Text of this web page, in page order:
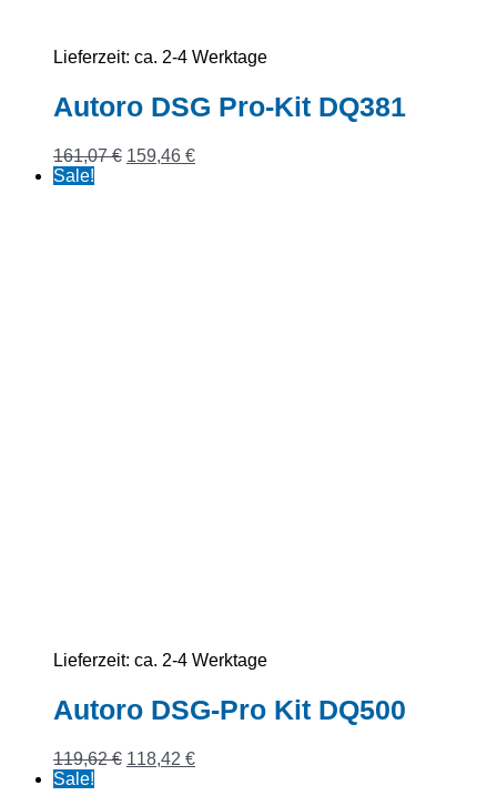
Lieferzeit: ca. 2-4 Werktage
Autoro DSG Pro-Kit DQ381
161,07€ Ursprünglicher
159,46 €Aktueller
Sale!
Lieferzeit: ca. 2-4 Werktage
Autoro DSG-Pro Kit DQ500
119,62€ Ursprünglicher
118,42 €Aktueller
Sale!